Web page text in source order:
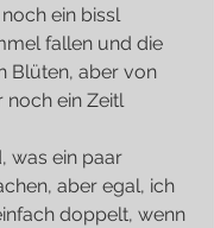
ein bissl
fallen und die
Blüten, aber von
noch ein Zeitl
was ein paar
aber egal, ich
doppelt, wenn